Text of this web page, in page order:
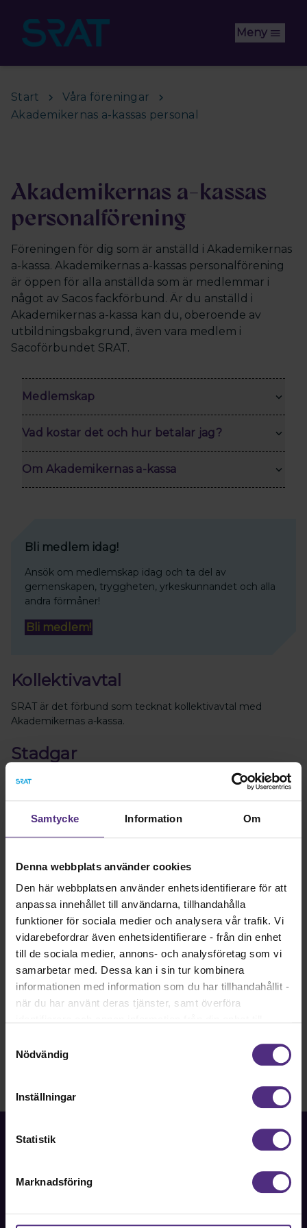
Samtycke Information Om
Denna webbplats använder cookies
Den här webbplatsen använder enhetsidentifierare för att
anpassa innehållet till användarna, tillhandahålla
funktioner för sociala medier och analysera vår trafik. Vi
vidarebefordrar även enhetsidentifierare - från din enhet
till de sociala medier, annons- och analysföretag som vi
samarbetar med. Dessa kan i sin tur kombinera
informationen med information som du har tillhandahållit -
när du har använt deras tjänster, samt överföra
Dock har vi lagt in anonymisering av IP-adress i
förhållande till Google Analytics. Du godkänner våra
cookies vid fortsatt användande av vår webbplats.
Nödvändig
Inställningar
Statistik
Marknadsföring
Meny
Start
Våra föreningar
Akademikernas a-kassas personal
Akademikernas a-kassas
personalförening
Föreningen för dig som är anställd i Akademikernas
a-kassa. Akademikernas a-kassas personalförening
är öppen för alla anställda som är medlemmar i
något av Sacos fackförbund. Är du anställd i
Akademikernas a-kassa kan du, oberoende av
utbildningsbakgrund, även vara medlem i
Sacoförbundet SRAT.
Medlemskap
Vad kostar det och hur betalar jag?
Om Akademikernas a-kassa
Bli medlem idag!
Ansök om medlemskap idag och ta del av
gemenskapen, tryggheten, yrkeskunnandet och alla
andra förmåner!
Bli medlem!
Kollektivavtal
SRAT är det förbund som tecknat kollektivavtal med
Akademikernas a-kassa.
Stadgar
Föreningens stadgar (pdf)
Kontakta föreningen
Här hittar du kontaktuppgifter till föreningen
Ansvariga förhandlare SRAT
08-442 44 88
tomas.bjorndahl@srat.se
Fackförbundet för akademiker i samhällsbärande